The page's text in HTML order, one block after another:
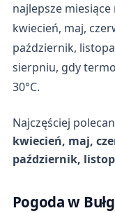
najlepsze
kwiecień, maj,
październik,
sierpniu, gdy
30°C.
Najczęściej
kwiecień, maj,
październik,
Pogoda w